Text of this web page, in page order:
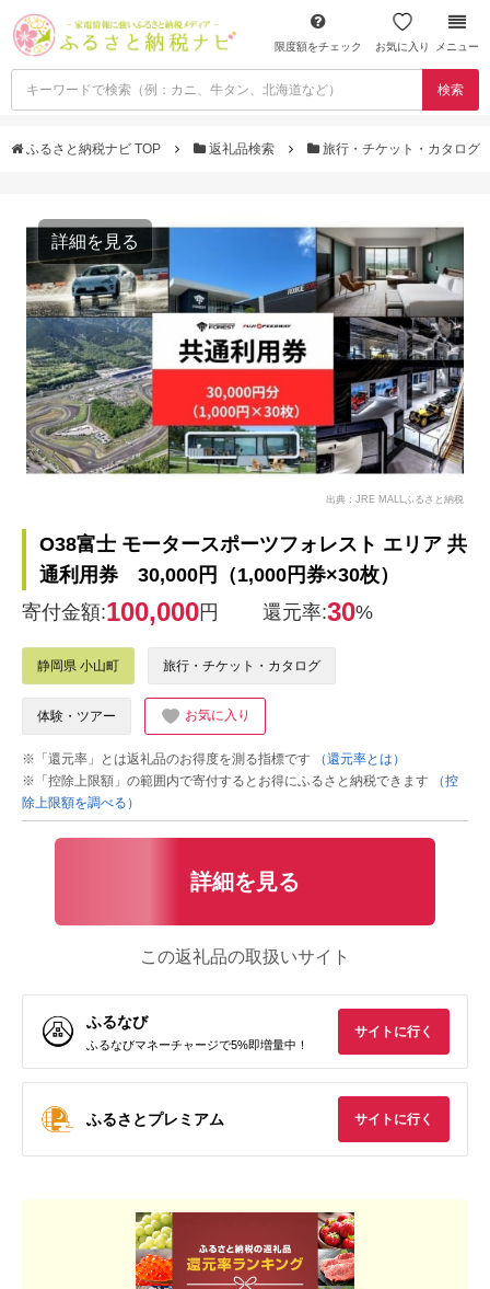
限度額をチェック お気に入り メニュー
検索
ふるさと納税ナビ TOP 返礼品検索 旅行・チケット・カタログ
詳細を見る
出典：JRE MALLふるさと納税
O38富士 モータースポーツフォレスト エリア 共
通利用券 30,000円（1,000円券×30枚）
寄付金額:100,000円 還元率:30%
静岡県 小山町 旅行・チケット・カタログ
体験・ツアー お気に入り
※「還元率」とは返礼品のお得度を測る指標です
（還元率とは）
※「控除上限額」の範囲内で寄付するとお得にふるさと納税できます
（控
除上限額を調べる）
詳細を見る
この返礼品の取扱いサイト
ふるなび
ふるなびマネーチャージで5%即増量中！
サイトに行く
ふるさとプレミアム サイトに行く